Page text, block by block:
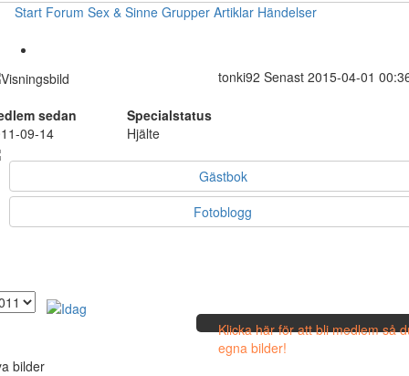
Start Forum Sex & Sinne Grupper Artiklar Händelser
tonki92 Senast 2015-04-01
sedan
Specialstatus
09-14
Hjälte
Gästbok
Fotoblogg
Klicka här för att bli medlem så
egna bilder!
bilder